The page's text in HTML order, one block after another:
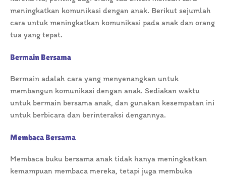
meningkatkan komunikasi dengan anak. Berikut sejumlah
cara untuk meningkatkan komunikasi pada anak dan orang
tua yang tepat.
Bermain Bersama
Bermain adalah cara yang menyenangkan untuk
membangun komunikasi dengan anak. Sediakan waktu
untuk bermain bersama anak, dan gunakan kesempatan ini
untuk berbicara dan berinteraksi dengannya.
Membaca Bersama
Membaca buku bersama anak tidak hanya meningkatkan
kemampuan membaca mereka, tetapi juga membuka